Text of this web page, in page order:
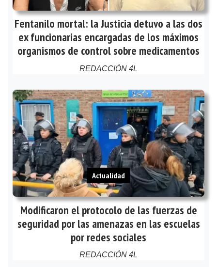
Fentanilo mortal: la Justicia detuvo a las dos
ex funcionarias encargadas de los máximos
organismos de control sobre medicamentos
REDACCIÓN 4L
Modificaron el protocolo de las fuerzas de
seguridad por las amenazas en las escuelas
por redes sociales
REDACCIÓN 4L
Actualidad